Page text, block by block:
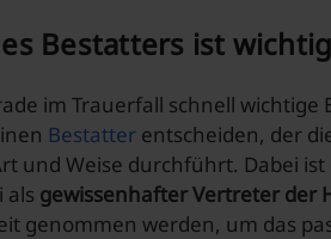
Bestatters ist wichtig
im Trauerfall schnell
Bestatter entscheiden, der
und Weise durchführt. Dabei
als gewissenhafter Vertreter der
genommen werden, um das